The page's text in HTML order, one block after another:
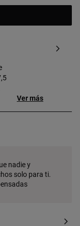
Ver más
nadie y
solo para ti.